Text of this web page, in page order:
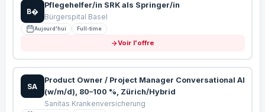
B�
Pflegehelfer/in SRK als Springer/in
Bürgerspital Basel
Aujourd'hui Full-time
Voir l'offre
SA
Product Owner / Project Manager Conversational AI
(w/m/d), 80–100 %, Zürich/Hybrid
Sanitas Krankenversicherung